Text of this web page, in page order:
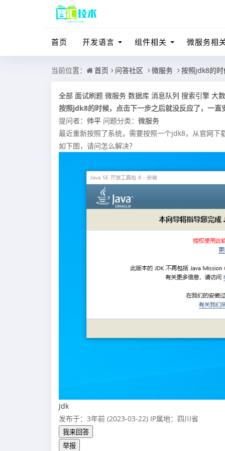
首页 开发语言 组件相关 微服务相
当前位置： 首页 问答社区 微服务 按照jdk8的
全部 面试刷题 微服务 数据库 消息队列 搜索引擎 大
按照jdk8的时候，点击下一步之后就没反应了，一直
提问者： 帅平 问题分类： 微服务
最近重新按照了系统，需要按照一个jdk8，从官网
如下图，请问怎么解决？
Jdk
发布于：3年前 (2023-03-22) IP属地：四川省
我来回答
举报